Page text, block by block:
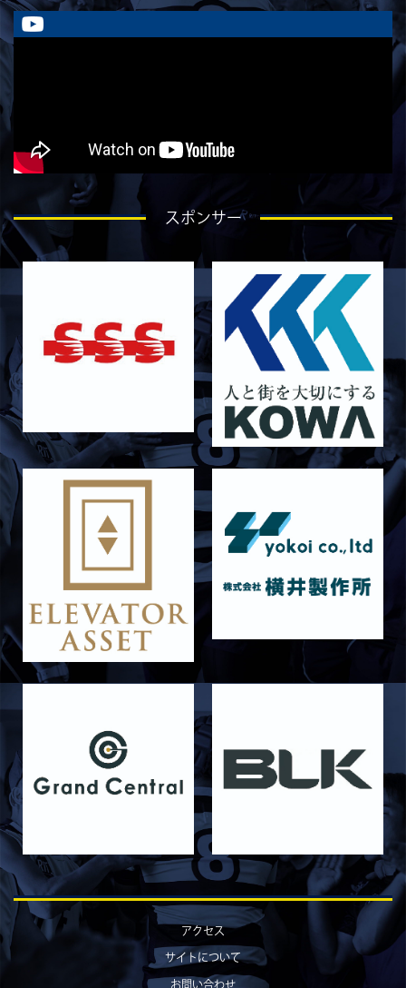
ラストイヤーにかける想い-香山創祐-
2026/07/30
STAFF blog
2026/07/28
STAFF blog
2026/07/27
ラストイヤーにかける想い-石岡泰一-
ラストイヤーにかける想い-芦塚悠大-
STAFF blog
ラストイヤーにかける想い-青田宗久-
2026/06/27
STAFF blog
STAFF blog
【Rits Familyのバトン】vol. 2 稲西輝紀
2026/06/21
STAFF blog
6月21日 京都大学
2026/06/19
STAFF blog
6月20日 花園大学
2026/06/16
STAFF blog
6月14日 島津製作所
2026/06/16
STAFF blog
6月13日 名城大学
2026/06/12
STAFF blog
STAFF blog
【「イヤーブック2026」にお名前を掲載／サポ
ーター募集のお知らせ】
2026/05/31
STAFF blog
5月31日 関西学院大学AB
STAFF blog
5月30日 関西学院大学CD
2026/05/27
STAFF blog
2026年度 新入部員のお知らせ
STAFF blog
5月24日 京都産業大学
スポンサー
アクセス
サイトについて
お問い合わせ